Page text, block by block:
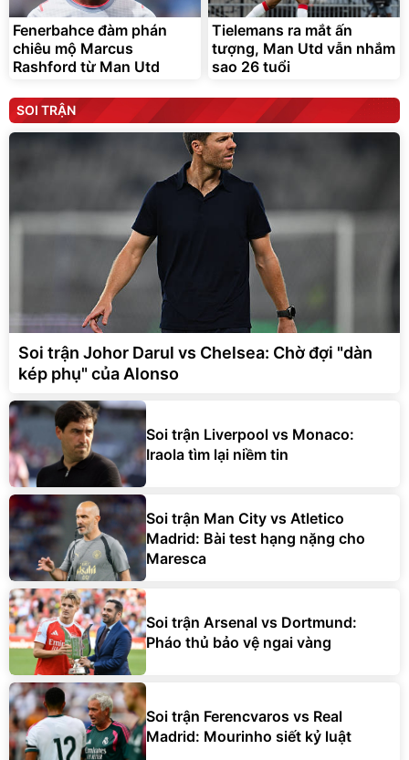
Fenerbahce đàm phán
chiêu mộ Marcus
Rashford từ Man Utd
Tielemans ra mắt ấn
tượng, Man Utd vẫn nhắm
sao 26 tuổi
SOI TRẬN
Soi trận Johor Darul vs Chelsea: Chờ đợi "dàn
kép phụ" của Alonso
Soi trận Liverpool vs Monaco:
Iraola tìm lại niềm tin
Soi trận Man City vs Atletico
Madrid: Bài test hạng nặng cho
Maresca
Soi trận Arsenal vs Dortmund:
Pháo thủ bảo vệ ngai vàng
Soi trận Ferencvaros vs Real
Madrid: Mourinho siết kỷ luật